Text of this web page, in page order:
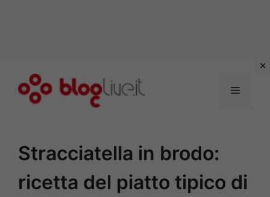
Menu
Stracciatella in brodo:
ricetta del piatto tipico di